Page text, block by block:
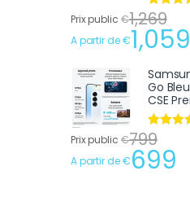
Note
sur 5
Prix public €1,269
A partir de €1,059
Go
CSE
Note
sur 5
Prix public €799
A partir de €699